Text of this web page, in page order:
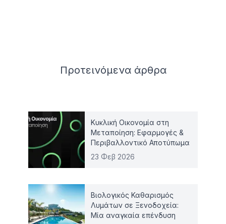
Προτεινόμενα άρθρα
Κυκλική Οικονομία στη
Μεταποίηση: Εφαρμογές &
Περιβαλλοντικό Αποτύπωμα
23 Φεβ 2026
Βιολογικός Καθαρισμός
Λυμάτων σε Ξενοδοχεία:
Μία αναγκαία επένδυση